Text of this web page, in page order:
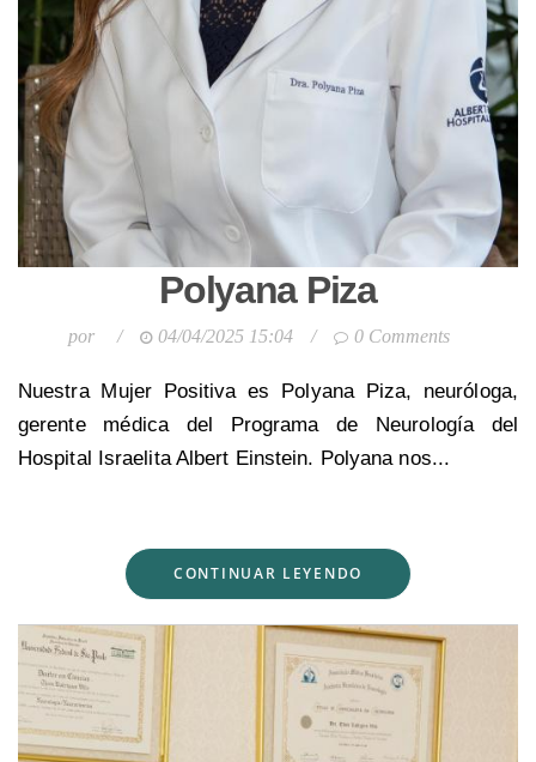
Polyana Piza
por / 04/04/2025 15:04 / 0 Comments
Nuestra Mujer Positiva es Polyana Piza, neuróloga,
gerente médica del Programa de Neurología del
Hospital Israelita Albert Einstein. Polyana nos...
CONTINUAR LEYENDO